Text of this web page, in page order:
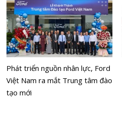
Phát triển nguồn nhân lực, Ford
Việt Nam ra mắt Trung tâm đào
tạo mới